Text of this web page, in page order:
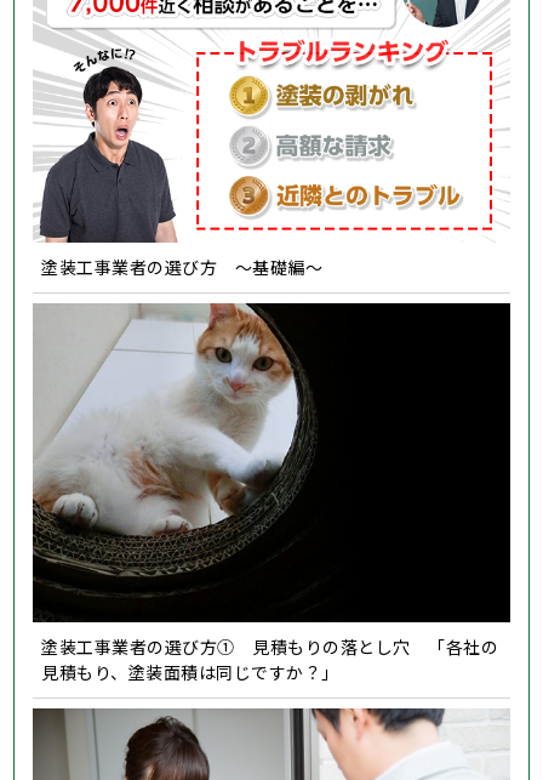
塗装工事業者の選び方 ～基礎編～
塗装工事業者の選び方① 見積もりの落とし穴 「各社の
見積もり、塗装面積は同じですか？」